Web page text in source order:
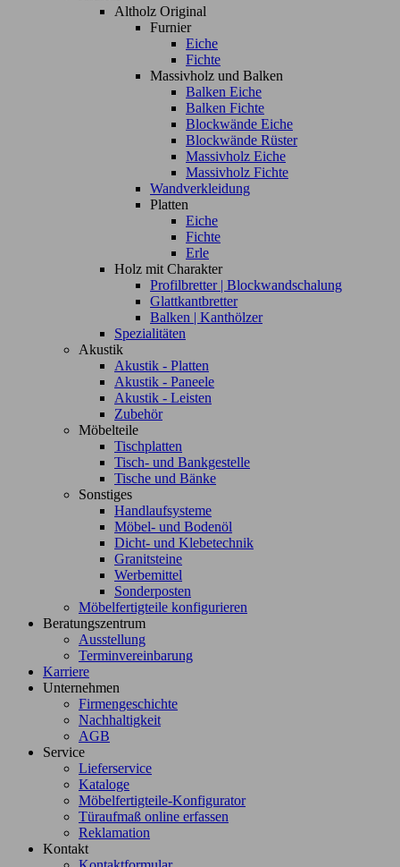
Altholz Original
Furnier
Eiche
Fichte
Massivholz und Balken
Balken Eiche
Balken Fichte
Blockwände Eiche
Blockwände Rüster
Massivholz Eiche
Massivholz Fichte
Wandverkleidung
Platten
Eiche
Fichte
Erle
Holz mit Charakter
Profilbretter | Blockwandschalung
Glattkantbretter
Balken | Kanthölzer
Spezialitäten
Akustik
Akustik - Platten
Akustik - Paneele
Akustik - Leisten
Zubehör
Möbelteile
Tischplatten
Tisch- und Bankgestelle
Tische und Bänke
Sonstiges
Handlaufsysteme
Möbel- und Bodenöl
Dicht- und Klebetechnik
Granitsteine
Werbemittel
Sonderposten
Möbelfertigteile konfigurieren
Beratungszentrum
Ausstellung
Terminvereinbarung
Karriere
Unternehmen
Firmengeschichte
Nachhaltigkeit
AGB
Service
Lieferservice
Kataloge
Möbelfertigteile-Konfigurator
Türaufmaß online erfassen
Reklamation
Kontakt